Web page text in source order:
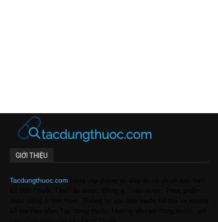
GIỚI THIỆU
Tacdungthuoc.com